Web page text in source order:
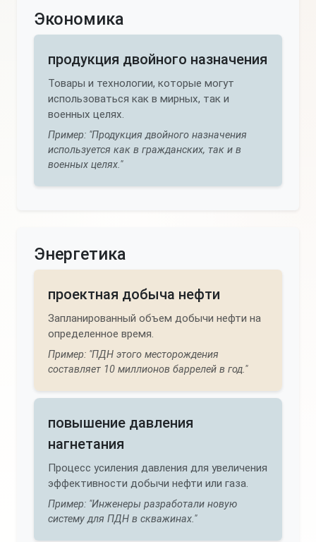
Экономика
продукция двойного назначения
Товары и технологии, которые могут
использоваться как в мирных, так и
военных целях.
Пример: "Продукция двойного назначения
используется как в гражданских, так и в
военных целях."
Энергетика
проектная добыча нефти
Запланированный объем добычи нефти на
определенное время.
Пример: "ПДН этого месторождения
составляет 10 миллионов баррелей в год."
повышение давления
нагнетания
Процесс усиления давления для увеличения
эффеκтивности добычи нефти или газа.
Пример: "Инженеры разработали новую
систему для ПДН в скважинах."